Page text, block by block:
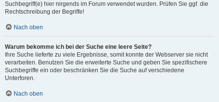
Suchbegriff(e) hier nirgends im Forum verwendet wurden. Prüfen Sie ggf. die
Rechtschreibung der Begriffe!
Nach oben
Warum bekomme ich bei der Suche eine leere Seite?
Ihre Suche lieferte zu viele Ergebnisse, somit konnte der Webserver sie nicht
verarbeiten. Benutzen Sie die erweiterte Suche und geben Sie spezifischere
Suchbegriffe ein oder beschränken Sie die Suche auf verschiedene
Unterforen.
Nach oben